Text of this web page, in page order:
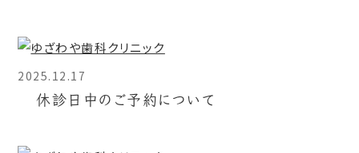
2025.12.17
休診日中のご予約について